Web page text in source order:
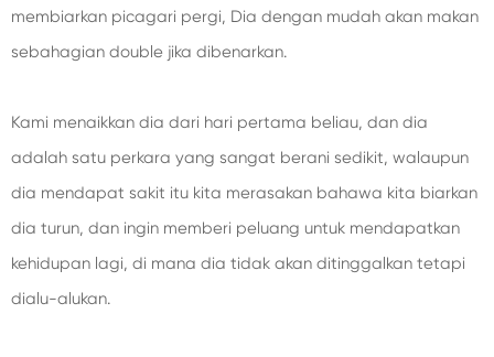
membiarkan picagari pergi, Dia dengan mudah akan makan
sebahagian double jika dibenarkan.
Kami menaikkan dia dari hari pertama beliau, dan dia
adalah satu perkara yang sangat berani sedikit, walaupun
dia mendapat sakit itu kita merasakan bahawa kita biarkan
dia turun, dan ingin memberi peluang untuk mendapatkan
kehidupan lagi, di mana dia tidak akan ditinggalkan tetapi
dialu-alukan.